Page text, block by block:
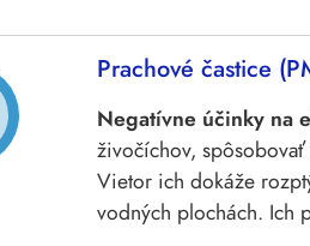
Prachové častice
Negatívne účinky na
živočíchov,
Vietor ich dokáže
vodných plochách. Ich